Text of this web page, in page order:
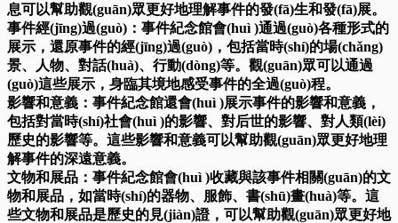
息可以幫助觀(guān)眾更好地理解事件的發(fā)生和發(fā)展。
事件經(jīng)過(guò)：事件紀念館會(huì )通過(guò)各種形式的
展示，還原事件的經(jīng)過(guò)，包括當時(shí)的場(chǎng)
景、人物、對話(huà)、行動(dòng)等。觀(guān)眾可以通過
(guò)這些展示，身臨其境地感受事件的全過(guò)程。
影響和意義：事件紀念館還會(huì )展示事件的影響和意義，
包括對當時(shí)社會(huì )的影響、對后世的影響、對人類(lèi)
歷史的影響等。這些影響和意義可以幫助觀(guān)眾更好地理
解事件的深遠意義。
文物和展品：事件紀念館會(huì )收藏與該事件相關(guān)的文
物和展品，如當時(shí)的器物、服飾、書(shū)畫(huà)等。這
些文物和展品是歷史的見(jiàn)證，可以幫助觀(guān)眾更好地